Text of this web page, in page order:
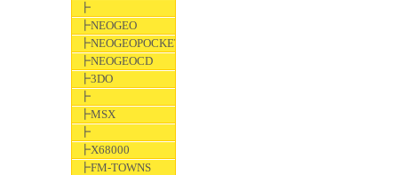
┣
┣NEOGEO
┣NEOGEOPOCKET
┣NEOGEOCD
┣3DO
┣
┣MSX
┣
┣X68000
┣FM-TOWNS